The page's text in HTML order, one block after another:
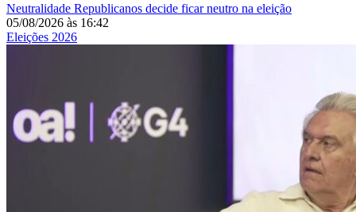
Neutralidade Republicanos decide ficar neutro na eleição
05/08/2026 às 16:42
Eleições 2026